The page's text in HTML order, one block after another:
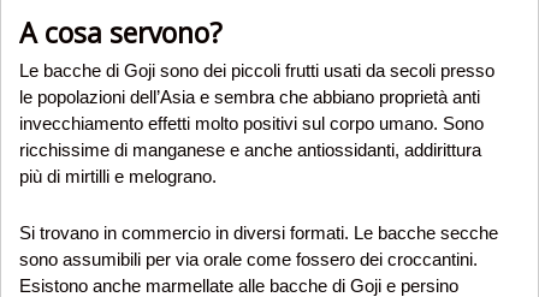
A cosa servono?
Le bacche di Goji sono dei piccoli frutti usati da secoli presso
le popolazioni dell’Asia e sembra che abbiano proprietà anti
invecchiamento effetti molto positivi sul corpo umano. Sono
ricchissime di manganese e anche antiossidanti, addirittura
più di mirtilli e melograno.
Si trovano in commercio in diversi formati. Le bacche secche
sono assumibili per via orale come fossero dei croccantini.
Esistono anche marmellate alle bacche di Goji e persino